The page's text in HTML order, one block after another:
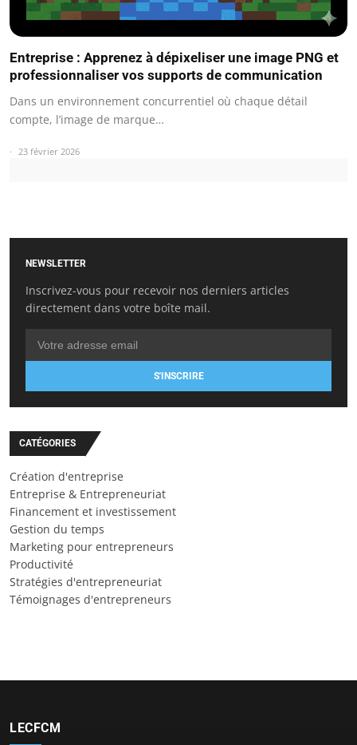
Entreprise : Apprenez à dépixeliser une image PNG et
professionnaliser vos supports de communication
Dans un environnement concurrentiel où chaque détail
compte, l’image de marque…
23 février 2026
NEWSLETTER
Inscrivez-vous pour recevoir nos derniers articles
directement dans votre boîte mail.
S'INSCRIRE
CATÉGORIES
Création d'entreprise
Entreprise & Entrepreneuriat
Financement et investissement
Gestion du temps
Marketing pour entrepreneurs
Productivité
Stratégies d'entrepreneuriat
Témoignages d'entrepreneurs
LECFCM